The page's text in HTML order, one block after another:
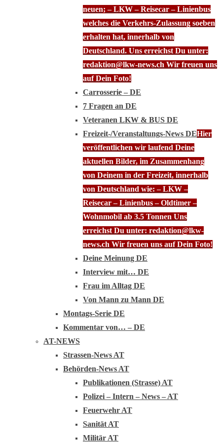
neuen; – LKW – Reisecar – Linienbus
welches die Verkehrs-Zulassung soeben
erhalten hat, innerhalb von
Deutschland. Uns erreichst Du unter:
redaktion@lkw-news.ch Wir freuen uns
auf Dein Foto!
Carrosserie – DE
7 Fragen an DE
Veteranen LKW & BUS DE
Freizeit-/Veranstaltungs-News DEHier
veröffentlichen wir laufend Deine
aktuellen Bilder, im Zusammenhang
von Deinem in der Freizeit, innerhalb
von Deutschland wie: – LKW –
Reisecar – Linienbus – Oldtimer –
Wohnmobil ab 3.5 Tonnen Uns
erreichst Du unter: redaktion@lkw-
news.ch Wir freuen uns auf Dein Foto!
Deine Meinung DE
Interview mit… DE
Frau im Alltag DE
Von Mann zu Mann DE
Montags-Serie DE
Kommentar von… – DE
AT-NEWS
Strassen-News AT
Behörden-News AT
Publikationen (Strasse) AT
Polizei – Intern – News – AT
Feuerwehr AT
Sanität AT
Militär AT